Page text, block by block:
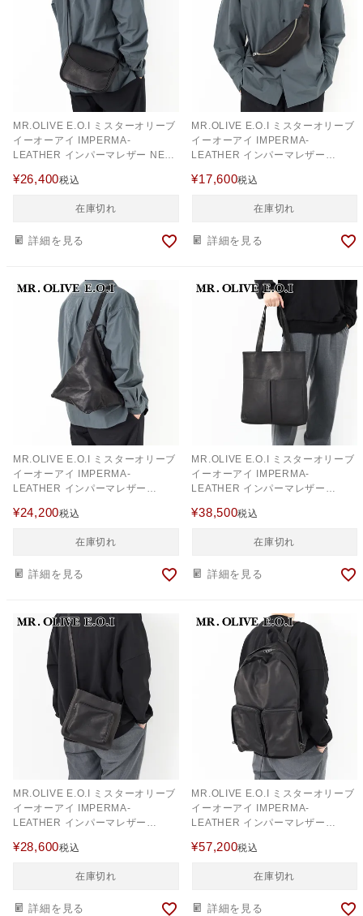
MR.OLIVE E.O.I ミスターオリーブ
イーオーアイ IMPERMA-
LEATHER インパーマレザー NEAT
¥26,400税込
在庫切れ
詳細を見る
MR.OLIVE E.O.I ミスターオリーブ
イーオーアイ IMPERMA-
LEATHER インパーマレザー
¥17,600税込
在庫切れ
詳細を見る
MR.OLIVE E.O.I ミスターオリーブ
イーオーアイ IMPERMA-
LEATHER インパーマレザー
¥24,200税込
在庫切れ
詳細を見る
MR.OLIVE E.O.I ミスターオリーブ
イーオーアイ IMPERMA-
LEATHER インパーマレザー
ME651
¥38,500税込
在庫切れ
詳細を見る
MR.OLIVE E.O.I ミスターオリーブ
イーオーアイ IMPERMA-
LEATHER インパーマレザー
SHOULDER BAG ME652
¥28,600税込
在庫切れ
詳細を見る
MR.OLIVE E.O.I ミスターオリーブ
イーオーアイ IMPERMA-
LEATHER インパーマレザー
¥57,200税込
在庫切れ
詳細を見る